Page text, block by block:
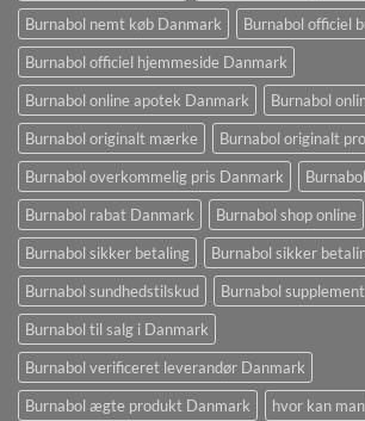
Burnabol nemt køb Danmark
Burnabol officiel
Burnabol officiel hjemmeside Danmark
Burnabol online apotek Danmark
Burnabol
Burnabol originalt mærke
Burnabol originalt
Burnabol overkommelig pris Danmark
Burnabol rabat Danmark
Burnabol shop online
Burnabol sikker betaling
Burnabol sikker
Burnabol sundhedstilskud
Burnabol
Burnabol til salg i Danmark
Burnabol verificeret leverandør Danmark
Burnabol ægte produkt Danmark
hvor kan